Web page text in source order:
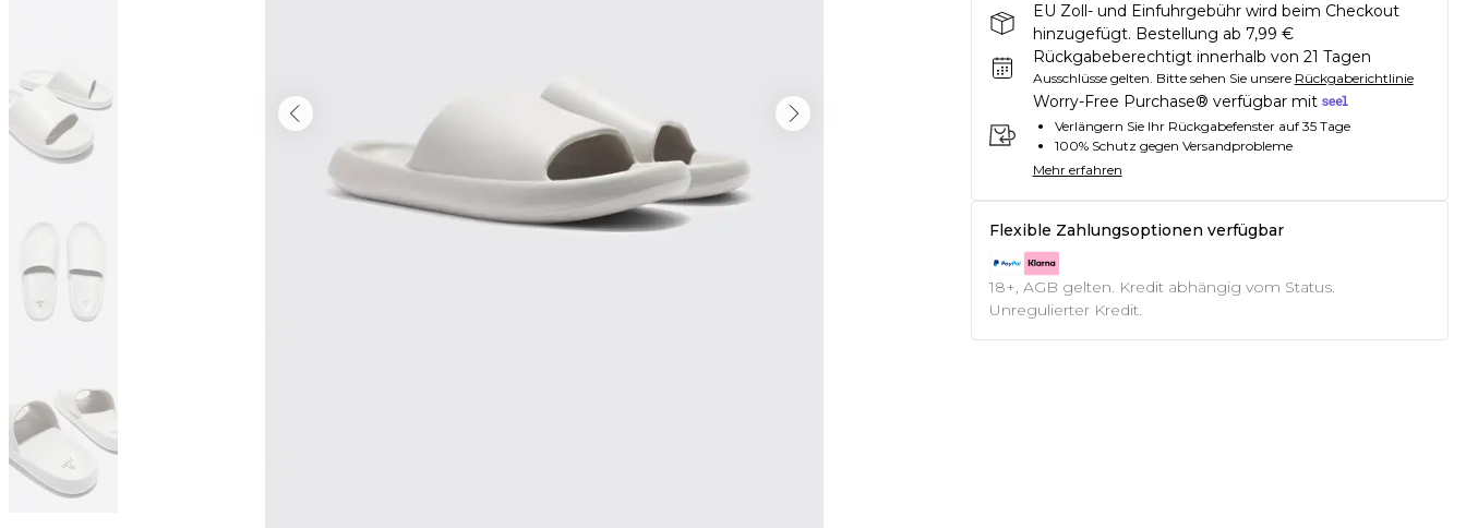
EU Zoll- und Einfuhrgebühr wird beim Checkout
hinzugefügt. Bestellung ab 7,99 €
Rückgabeberechtigt innerhalb von 21 Tagen
Ausschlüsse gelten. Bitte sehen Sie unsere Rückgaberichtlinie
Worry-Free Purchase® verfügbar mit
Verlängern Sie Ihr Rückgabefenster auf 35 Tage
100% Schutz gegen Versandprobleme
Mehr erfahren
Flexible Zahlungsoptionen verfügbar
18+, AGB gelten. Kredit abhängig vom Status.
Unregulierter Kredit.